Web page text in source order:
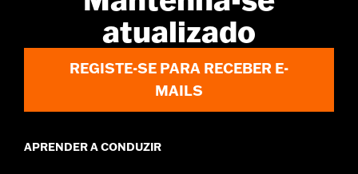
atualizado
REGISTE-SE PARA RECEBER E-
MAILS
APRENDER A CONDUZIR